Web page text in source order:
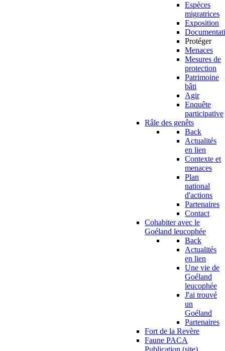
Espèces
migratrices
Exposition
Protéger
Menaces
Mesures de
protection
Patrimoine
bâti
Agir
Enquête
participative
Râle des genêts
Back
Actualités
en lien
Contexte et
menaces
Plan
national
d'actions
Partenaires
Contact
Cohabiter avec le
Goéland leucophée
Back
Actualités
en lien
Une vie de
Goéland
leucophée
J'ai trouvé
un
Goéland
Partenaires
Fort de la Revère
Faune PACA